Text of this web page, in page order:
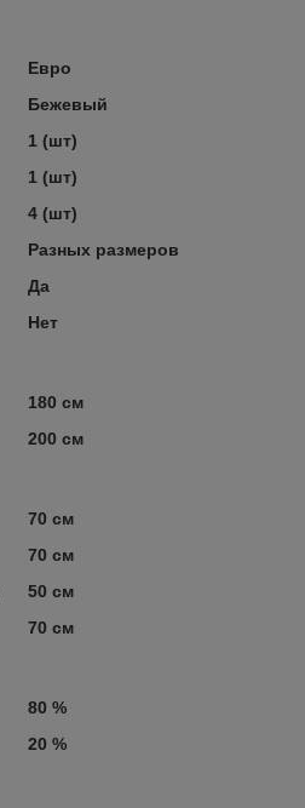
Евро
Бежевый
1 (шт)
1 (шт)
4 (шт)
Разных размеров
Да
Нет
180 см
200 см
70 см
70 см
50 см
70 см
80 %
20 %